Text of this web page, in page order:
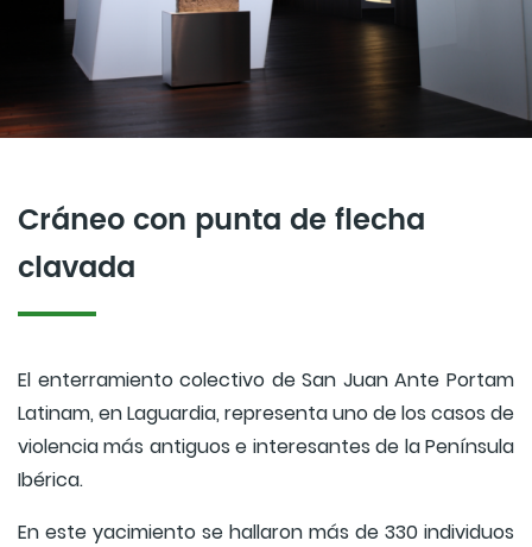
Cráneo con punta de flecha
clavada
El enterramiento colectivo de San Juan Ante Portam
Latinam, en Laguardia, representa uno de los casos de
violencia más antiguos e interesantes de la Península
Ibérica.
En este yacimiento se hallaron más de 330 individuos